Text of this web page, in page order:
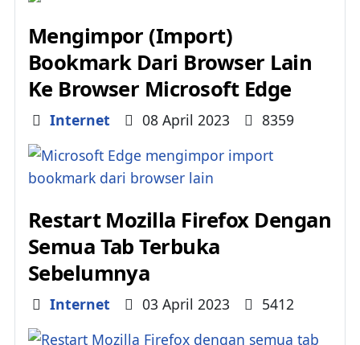
Mengimpor (Import)
Bookmark Dari Browser Lain
Ke Browser Microsoft Edge
Details
Internet 08 April 2023 8359
Restart Mozilla Firefox Dengan
Semua Tab Terbuka
Sebelumnya
Details
Internet 03 April 2023 5412